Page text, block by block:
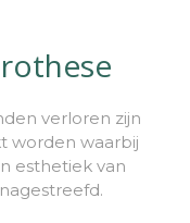
verloren zijn
worden waarbij
esthetiek van